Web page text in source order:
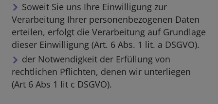
Soweit Sie uns Ihre Einwilligung zur
Verarbeitung Ihrer personenbezogenen Daten
erteilen, erfolgt die Verarbeitung auf Grundlage
dieser Einwilligung (Art. 6 Abs. 1 lit. a DSGVO).
der Notwendigkeit der Erfüllung von
rechtlichen Pflichten, denen wir unterliegen
(Art 6 Abs 1 lit c DSGVO).